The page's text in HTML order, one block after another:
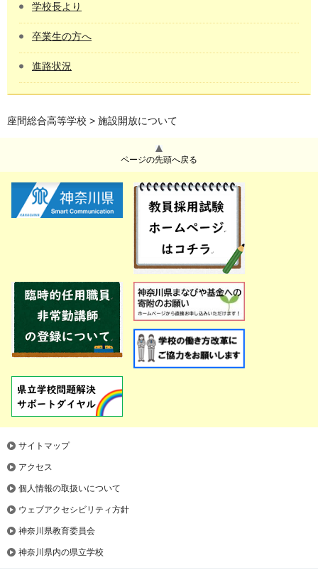
学校長より
卒業生の方へ
進路状況
座間総合高等学校 > 施設開放について
ページの先頭へ戻る
サイトマップ
アクセス
個人情報の取扱いについて
ウェブアクセシビリティ方針
神奈川県教育委員会
神奈川県内の県立学校